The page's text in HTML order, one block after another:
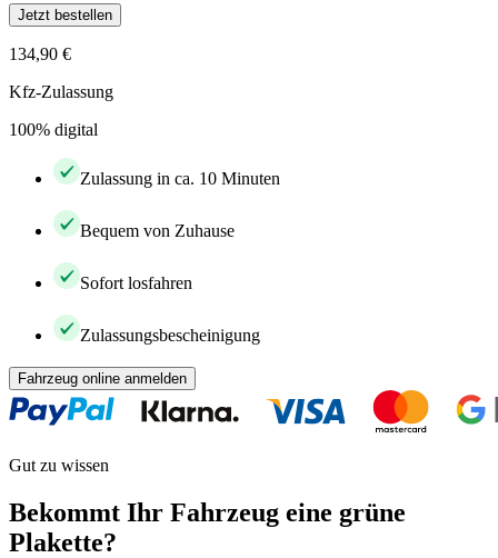
Jetzt bestellen
134,90 €
Kfz-Zulassung
100% digital
Zulassung in ca. 10 Minuten
Bequem von Zuhause
Sofort losfahren
Zulassungsbescheinigung
Fahrzeug online anmelden
Gut zu wissen
Bekommt Ihr Fahrzeug eine grüne
Plakette?